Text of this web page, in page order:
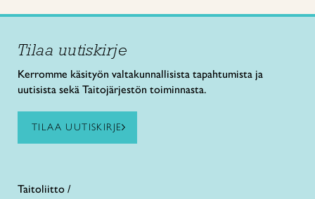
Tilaa uutiskirje
Kerromme käsityön valtakunnallisista tapahtumista ja
uutisista sekä Taitojärjestön toiminnasta.
TILAA UUTISKIRJE
Taitoliitto /